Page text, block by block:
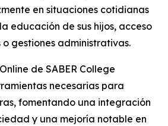
en situaciones cotidianas
educación de sus hijos, acceso
gestiones administrativas.
de SABER College
necesarias para
fomentando una integración
y una mejoría notable en